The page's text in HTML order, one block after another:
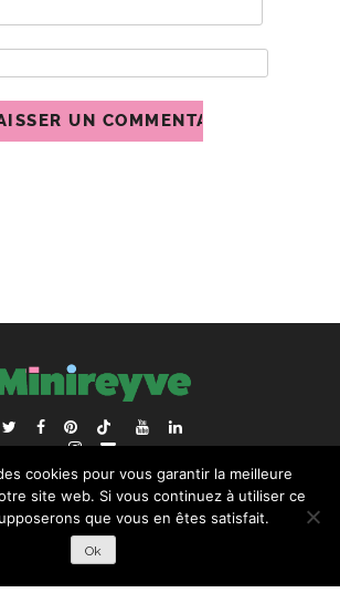
BLOGROLL
RECHERCHER :
cookies pour vous garantir la meilleure
site web. Si vous continuez à utiliser ce
que vous en êtes satisfait.
Ok